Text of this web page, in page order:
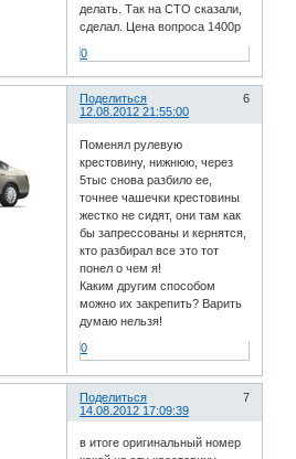
делать. Так на СТО сказали,
сделал. Цена вопроса 1400р
0
Поделиться
6
12.08.2012 21:55:00
Поменял рулевую
крестовину, нижнюю, через
5тыс снова разбило ее,
точнее чашечки крестовины
жестко не сидят, они там как
бы запрессованы и кернятся,
кто разбирал все это тот
понел о чем я!
Каким другим способом
можно их закрепить? Варить
думаю нельзя!
0
Поделиться
7
14.08.2012 17:09:39
в итоге оригинальный номер